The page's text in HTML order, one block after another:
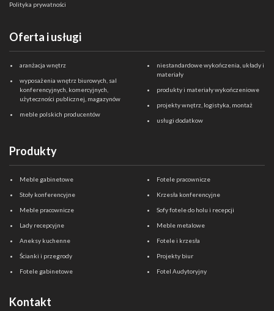
Polityka prywatności
Oferta i usługi
aranżacja wnętrz
wyposażenia wnętrz biurowych, sal
konferencyjnych, komercyjnych,
użyteczności publicznej, magazynów
meble polskich producentów
niestandardowe wykończenia, układy i
materiały
produkty i materiały wykończeniowe
projekty wnętrz, logistyka, montaż
usługi dodatkow
Produkty
Meble gabinetowe
Stoły konferencyjne
Meble pracownicze
Lady recepcyjne
Aneksy kuchenne
Ścianki i przegrody
Fotele gabinetowe
Fotele pracownicze
Krzesła konferencyjne
Sofy fotele do holu i recepcji
Meble metalowe
Fotele i krzesła
Projekty biur
Fotel Audytoryjny
Kontakt